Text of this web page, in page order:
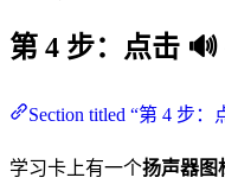
第 4 步：点击
Section titled “第 4 步
学习卡上有一个扬声器图